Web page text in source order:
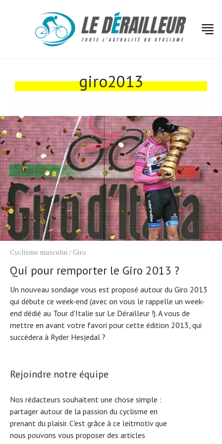
giro2013
Cyclisme masculin / Giro
Qui pour remporter le Giro 2013 ?
Un nouveau sondage vous est proposé autour du Giro 2013
qui débute ce week-end (avec on vous le rappelle un week-
end dédié au Tour d'Italie sur Le Dérailleur !). A vous de
mettre en avant votre favori pour cette édition 2013, qui
succèdera à Ryder Hesjedal ?
Rejoindre notre équipe
Nos rédacteurs souhaitent une chose simple :
partager autour de la passion du cyclisme en
prenant du plaisir. C'est grâce à ce leitmotiv que
nous pouvons vous proposer des articles
Tests de produits
Tendances
Tous nos articles
À propos